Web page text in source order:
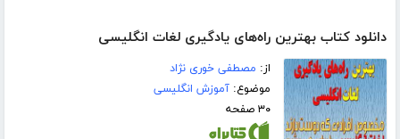
دانلود کتاب بهترین راه‌های یادگیری لغات انگلیسی
از: مصطفی خوری نژاد
موضوع:آموزش انگلیسی
۳۰ صفحه